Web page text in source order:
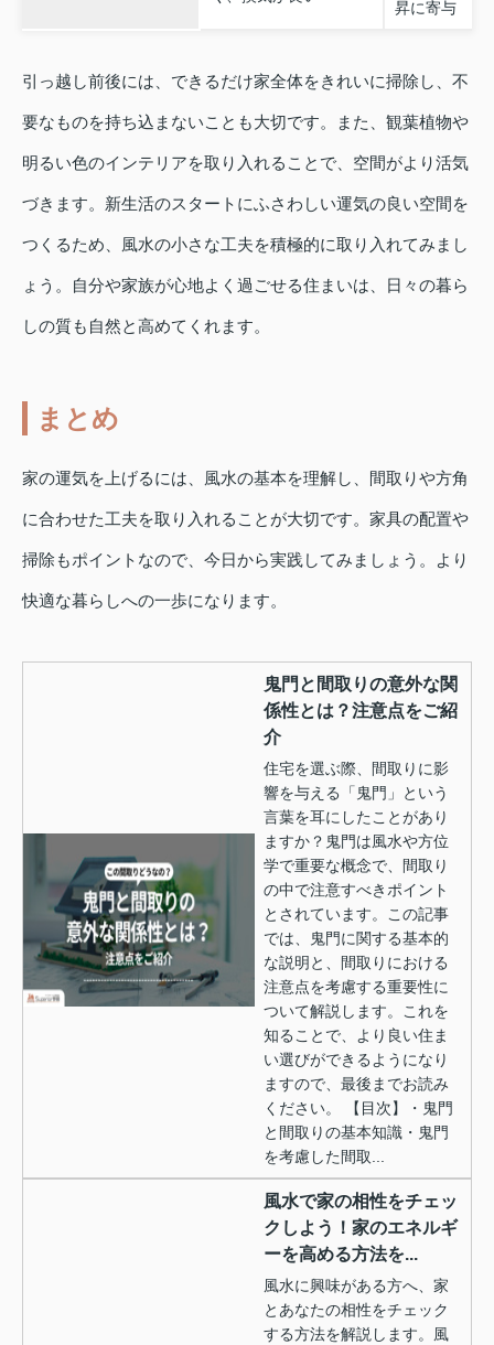
昇に寄与
引っ越し前後には、できるだけ家全体をきれいに掃除し、不
要なものを持ち込まないことも大切です。また、観葉植物や
明るい色のインテリアを取り入れることで、空間がより活気
づきます。新生活のスタートにふさわしい運気の良い空間を
つくるため、風水の小さな工夫を積極的に取り入れてみまし
ょう。自分や家族が心地よく過ごせる住まいは、日々の暮ら
しの質も自然と高めてくれます。
まとめ
家の運気を上げるには、風水の基本を理解し、間取りや方角
に合わせた工夫を取り入れることが大切です。家具の配置や
掃除もポイントなので、今日から実践してみましょう。より
快適な暮らしへの一歩になります。
鬼門と間取りの意外な関
係性とは？注意点をご紹
介
住宅を選ぶ際、間取りに影
響を与える「鬼門」という
言葉を耳にしたことがあり
ますか？鬼門は風水や方位
学で重要な概念で、間取り
の中で注意すべきポイント
とされています。この記事
では、鬼門に関する基本的
な説明と、間取りにおける
注意点を考慮する重要性に
ついて解説します。これを
知ることで、より良い住ま
い選びができるようになり
ますので、最後までお読み
ください。 【目次】・鬼門
と間取りの基本知識・鬼門
を考慮した間取...
風水で家の相性をチェッ
クしよう！家のエネルギ
ーを高める方法を...
風水に興味がある方へ、家
とあなたの相性をチェック
する方法を解説します。風